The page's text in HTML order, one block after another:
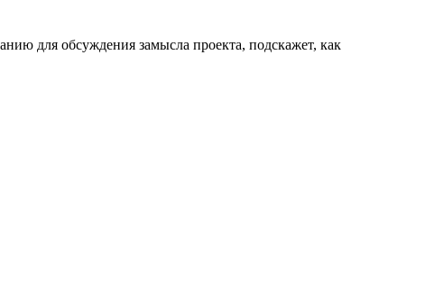
для обсуждения замысла проекта, подскажет, как